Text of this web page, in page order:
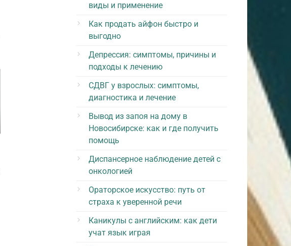
виды и применение
Как продать айфон быстро и
выгодно
Депрессия: симптомы, причины и
подходы к лечению
СДВГ у взрослых: симптомы,
диагностика и лечение
Вывод из запоя на дому в
Новосибирске: как и где получить
помощь
Диспансерное наблюдение детей с
онкологией
Ораторское искусство: путь от
страха к уверенной речи
Каникулы с английским: как дети
учат язык играя